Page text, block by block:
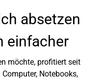
absetzen
einfacher
möchte, profitiert seit
Notebooks,